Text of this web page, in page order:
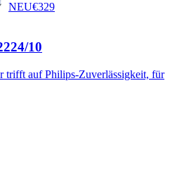
NEU€329
10
trifft auf Philips-Zuverlässigkeit, für